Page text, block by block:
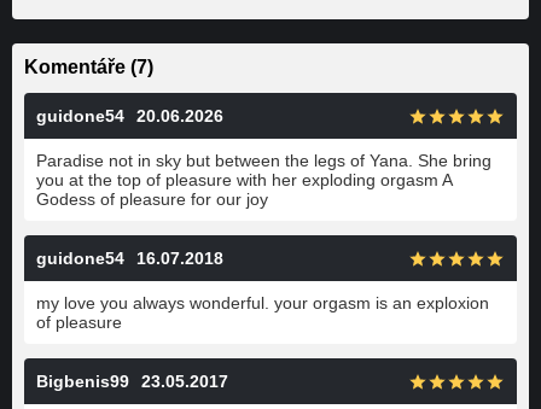
Komentáře (7)
guidone54 20.06.2026
Paradise not in sky but between the legs of Yana. She bring
you at the top of pleasure with her exploding orgasm A
Godess of pleasure for our joy
guidone54 16.07.2018
my love you always wonderful. your orgasm is an exploxion
of pleasure
Bigbenis99 23.05.2017